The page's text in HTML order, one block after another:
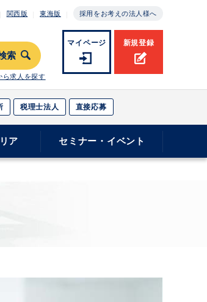
関西版 東海版 採用をお考えの法人様へ
索
ら求人を探す
マイページ 新規登録
税理士法人 直接応募
ア セミナー・イベント